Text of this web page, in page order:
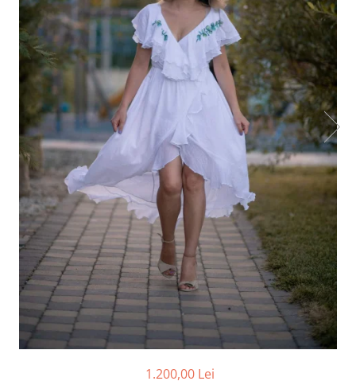
Botosei
Caciuli
Fulare si esarfe
Manusi
Saci de dormit bebe
Prosoape
Perii de par bebe
Camasi Barbati
Camasi baieti
Body-uri bebe
1.200,00 Lei